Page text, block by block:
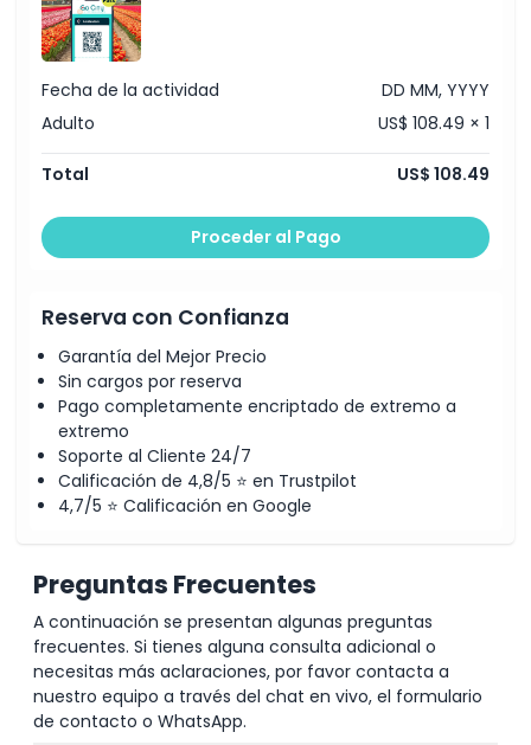
Política de Cancelación
Fecha de la actividad
DD MM, YYYY
Adulto
US$ 108.49 × 1
Total US$ 108.49
Proceder al Pago
Reserva con Confianza
Garantía del Mejor Precio
Sin cargos por reserva
Pago completamente encriptado de extremo a
extremo
Soporte al Cliente 24/7
Calificación de 4,8/5 ⭐ en Trustpilot
4,7/5 ⭐ Calificación en Google
Preguntas Frecuentes
A continuación se presentan algunas preguntas
frecuentes. Si tienes alguna consulta adicional o
necesitas más aclaraciones, por favor contacta a
nuestro equipo a través del chat en vivo, el formulario
de contacto o WhatsApp.